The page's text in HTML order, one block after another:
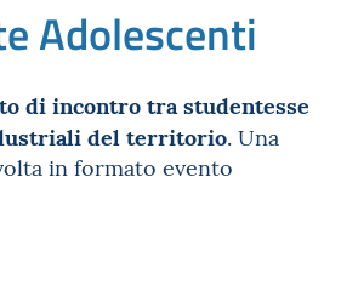
Adolescenti
di incontro tra studentesse
del territorio. Una
in formato evento